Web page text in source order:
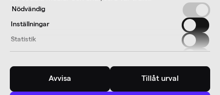
Nödvändig
Inställningar
Statistik
Avvisa Tillåt urval